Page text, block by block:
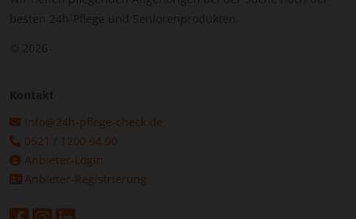
besten 24h-Pflege und Seniorenprodukten.
Kontakt
info@24h-pflege-check.de
0521 / 1200 94 90
Anbieter-Login
Anbieter-Registrierung